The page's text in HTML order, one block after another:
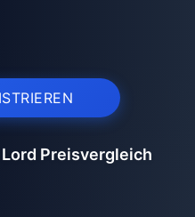
Preisvergleich